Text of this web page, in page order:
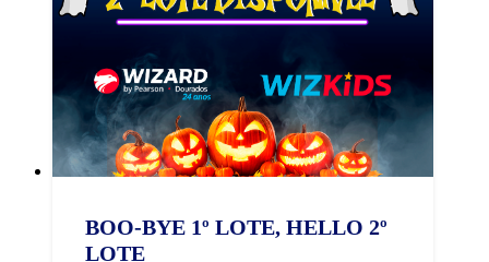
BOO-BYE 1º LOTE, HELLO 2º
LOTE